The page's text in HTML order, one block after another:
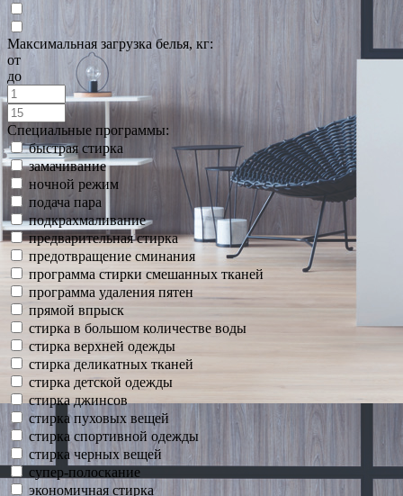
Максимальная загрузка белья, кг:
от
до
Специальные программы:
быстрая стирка
замачивание
ночной режим
подача пара
подкрахмаливание
предварительная стирка
предотвращение сминания
программа стирки смешанных тканей
программа удаления пятен
прямой впрыск
стирка в большом количестве воды
стирка верхней одежды
стирка деликатных тканей
стирка детской одежды
стирка джинсов
стирка пуховых вещей
стирка спортивной одежды
стирка черных вещей
супер-полоскание
экономичная стирка